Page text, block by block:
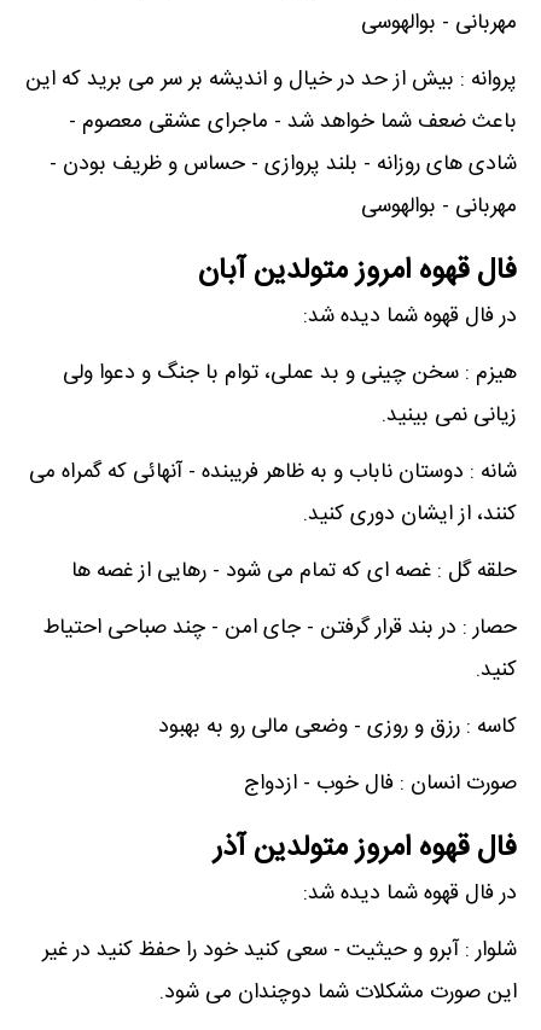
مهربانی - بوالهوسی
پروانه : بیش از حد در خیال و اندیشه بر سر می برید که این
باعث ضعف شما خواهد شد - ماجرای عشقی معصوم -
شادی های روزانه - بلند پروازی - حساس و ظریف بودن -
مهربانی - بوالهوسی
فال قهوه امروز متولدین آبان
در فال قهوه شما دیده شد:
هیزم : سخن چینی و بد عملی، توام با جنگ و دعوا ولی
زیانی نمی بینید.
شانه : دوستان ناباب و به ظاهر فریبنده - آنهائی که گمراه می
کنند، از ایشان دوری کنید.
حلقه گل : غصه ای که تمام می شود - رهایی از غصه ها
حصار : در بند قرار گرفتن - جای امن - چند صباحی احتیاط
کنید.
کاسه : رزق و روزی - وضعی مالی رو به بهبود
صورت انسان : فال خوب - ازدواج
فال قهوه امروز متولدین آذر
در فال قهوه شما دیده شد:
شلوار : آبرو و حیثیت - سعی کنید خود را حفظ کنید در غیر
این صورت مشکلات شما دوچندان می شود.